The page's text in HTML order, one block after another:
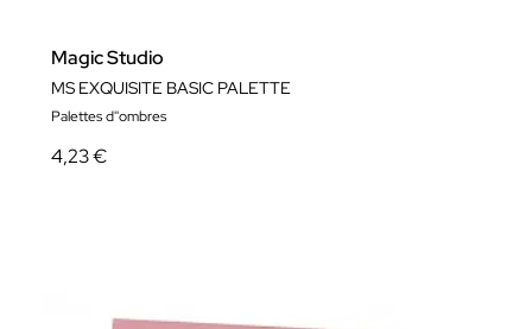
Magic Studio
MS EXQUISITE BASIC PALETTE
Palettes d''ombres
4,23 €